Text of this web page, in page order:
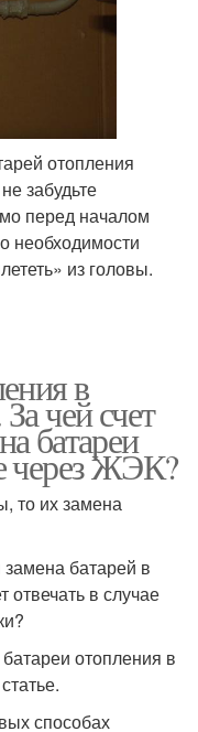
отопления
забудьте
перед началом
необходимости
из головы.
в
чей счет
батареи
через ЖЭК?
то их замена
батарей в
отвечать в случае
отопления в
способах